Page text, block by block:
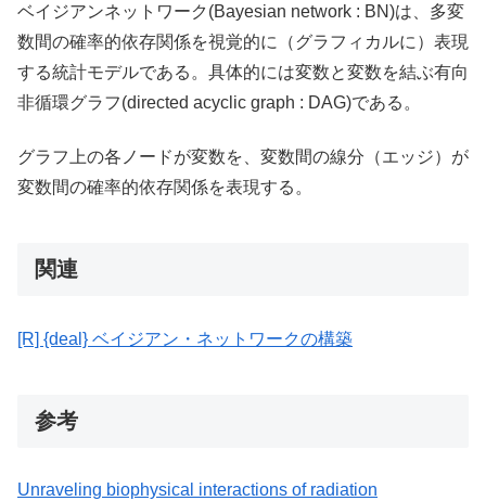
ベイジアンネットワーク(Bayesian network : BN)は、多変
数間の確率的依存関係を視覚的に（グラフィカルに）表現
する統計モデルである。具体的には変数と変数を結ぶ有向
非循環グラフ(directed acyclic graph : DAG)である。
グラフ上の各ノードが変数を、変数間の線分（エッジ）が
変数間の確率的依存関係を表現する。
関連
[R] {deal} ベイジアン・ネットワークの構築
参考
Unraveling biophysical interactions of radiation